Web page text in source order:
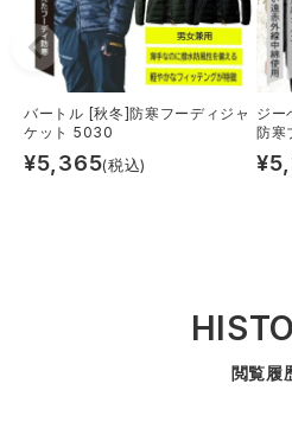
バートル [秋冬]防寒フーディジャ
ケット 5030
¥5,365(税込)
ジー
防寒
¥
閲覧履